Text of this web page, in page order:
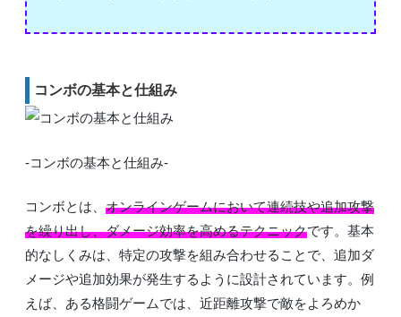
コンボの基本と仕組み
-コンボの基本と仕組み-
コンボとは、 オンラインゲームにおいて連続技や追加攻撃
を繰り出し、ダメージ効率を高めるテクニックです。基本
的なしくみは、特定の攻撃を組み合わせることで、追加ダ
メージや追加効果が発生するように設計されています。例
えば、ある格闘ゲームでは、近距離攻撃で敵をよろめか